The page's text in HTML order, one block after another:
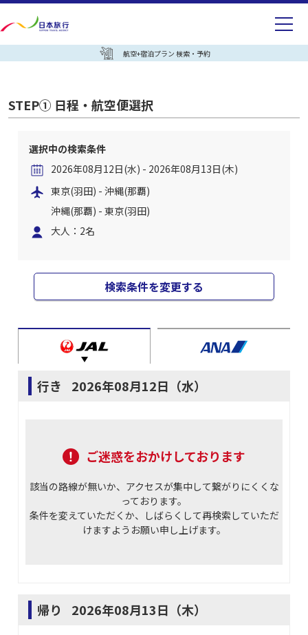
航空+宿泊プラン 検索・予約
STEP① 日程・航空便選択
選択中の検索条件
2026年08月12日(水) - 2026年08月13日(木)
東京(羽田) - 沖縄(那覇)
沖縄(那覇) - 東京(羽田)
大人：2名
検索条件を変更する
行き 2026年08月12日（水）
ご迷惑をおかけしております
該当の路線が無いか、アクセスが集中して繋がりにくくな
っております。
条件を変えていただくか、しばらくして再検索していただ
けますようお願い申し上げます。
帰り 2026年08月13日（木）